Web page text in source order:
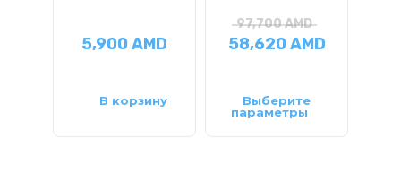
5,900AMD
В корзину
97,700AMD
58,620AMD
Выберите
параметры